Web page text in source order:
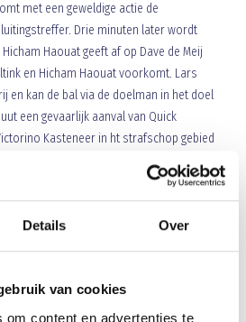
Details Over
van cookies
om content en advertenties te
met een geweldige actie de
Drie minuten later wordt
Haouat geeft af op Dave de Meij
en Hicham Haouat voorkomt. Lars
en kan de bal via de doelman in het doel
een gevaarlijk aanval van Quick
Kasteneer in ht strafschop gebied
is het Jordy Zielschot die met
erger voorkomt en even behandeld
aanvaller. In de 81e minuut wordt de
defensie als zijn inzetten van Robin
maar de overwinning kwam geen